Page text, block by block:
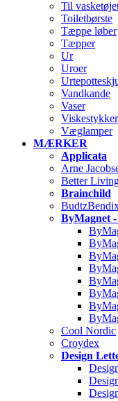
Til
Toiletbørste
Tæppe løber
Tæpper
Ur
Uroer
Vandkande
Vaser
Viskestykker
Væglamper
MÆRKER
Applicata
Arne
Better
Brainchild
ByMagnet
Cool Nordic
Croydex
Design